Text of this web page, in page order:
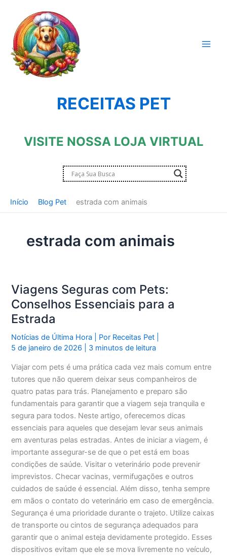
conteúdo
RECEITAS PET
VISITE NOSSA LOJA VIRTUAL
Início Blog Pet estrada com animais
estrada com animais
Viagens Seguras com Pets:
Conselhos Essenciais para a
Estrada
Notícias de Última Hora | Por Receitas Pet
5 de janeiro de 2026
3 minutos de leitura
Viajar com pets é uma prática cada vez mais comum entre
tutores que não querem deixar seus companheiros de
quatro patas para trás. Planejamento e preparo são
fundamentais para garantir que a viagem seja tranquila e
segura para todos. Neste artigo, oferecemos dicas
essenciais para aqueles que desejam levar seus animais
em aventuras pelas estradas. Antes de iniciar a viagem, é
importante assegurar-se de que o pet está em boas
condições de saúde. Visitar o veterinário pode prevenir
imprevistos. Checar vacinas, vermifugações e outros
cuidados de saúde é essencial. Além disso, tenha sempre
em mãos o contato do veterinário em caso de emergência.
Segurança é uma prioridade durante o trajeto. Utilize caixas
de transporte ou cintos de segurança adequados para
garantir que o animal esteja devidamente protegido. Esses
dispositivos evitam que ele se mova livremente no veículo,